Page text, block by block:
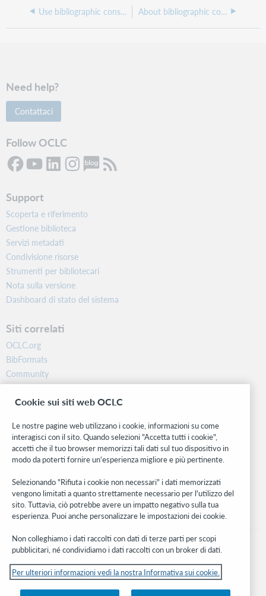
Use bibliographic constant data About bibliographic constant data records
Need help?
Contattaci
Follow OCLC
Support
Scoperta e riferimento
Gestione biblioteca
Servizi metadati
Condivisione risorse
Strumenti per bibliotecari
Nota sulla versione
Dashboard di stato del sistema
Siti correlati
OCLC.org
BibFormats
Community
Ricerca
WebJunction
Stay in the know.
Ricevi gli ultimi aggiornamenti di prodotti, ricerche, eventi e molto
altro direttamente nella tua casella di posta.
Subscribe now
© 2026 OCLC
Cookie sui siti web OCLC
Le nostre pagine web utilizzano i cookie, informazioni su come
interagisci con il sito. Quando selezioni "Accetta tutti i cookie",
accetti che il tuo browser memorizzi tali dati sul tuo dispositivo in
modo da poterti fornire un'esperienza migliore e più pertinente.
Selezionando "Rifiuta i cookie non necessari" i dati memorizzati
vengono limitati a quanto strettamente necessario per l'utilizzo del
sito. Tuttavia, ciò potrebbe avere un impatto negativo sulla tua
esperienza. Puoi anche personalizzare le impostazioni dei cookie.
Non colleghiamo i dati raccolti con dati di terze parti per scopi
pubblicitari, né condividiamo i dati raccolti con un broker di dati.
Per ulteriori informazioni vedi la nostra Informativa sui cookie.